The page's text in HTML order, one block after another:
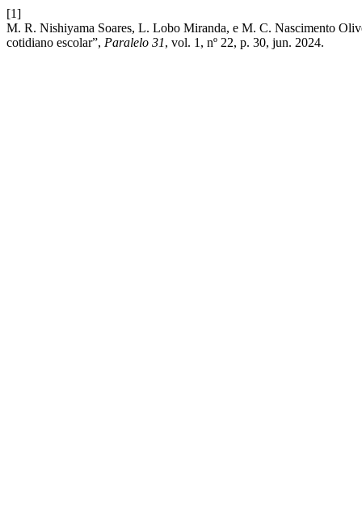
[1]
M. R. Nishiyama Soares, L. Lobo Miranda, e M. C. Nascimento
cotidiano escolar”, Paralelo 31, vol. 1, nº 22, p. 30, jun. 2024.